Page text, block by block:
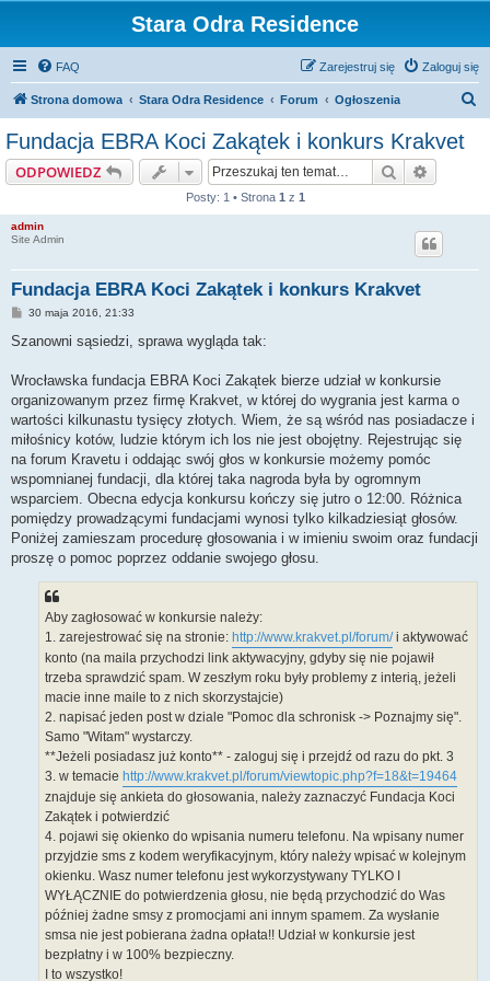
Stara Odra Residence
FAQ Zaloguj się
Zarejestruj się
Strona domowa Stara Odra Residence Forum Ogłoszenia
Fundacja EBRA Koci Zakątek i konkurs Krakvet
ODPOWIEDZ Szukaj
Posty: 1 • Strona 1 z 1
admin
Site Admin
Fundacja EBRA Koci Zakątek i konkurs Krakvet
P
s
30 maja 2016, 21:33
Szanowni sąsiedzi, sprawa wygląda tak:
Wrocławska fundacja EBRA Koci Zakątek bierze udział w konkursie
organizowanym przez firmę Krakvet, w której do wygrania jest karma o
wartości kilkunastu tysięcy złotych. Wiem, że są wśród nas posiadacze i
miłośnicy kotów, ludzie którym ich los nie jest obojętny. Rejestrując się
na forum Kravetu i oddając swój głos w konkursie możemy pomóc
wspomnianej fundacji, dla której taka nagroda była by ogromnym
wsparciem. Obecna edycja konkursu kończy się jutro o 12:00. Różnica
pomiędzy prowadzącymi fundacjami wynosi tylko kilkadziesiąt głosów.
Poniżej zamieszam procedurę głosowania i w imieniu swoim oraz fundacji
proszę o pomoc poprzez oddanie swojego głosu.
Aby zagłosować w konkursie należy:
1. zarejestrować się na stronie: http://www.krakvet.pl/forum/i aktywować
konto (na maila przychodzi link aktywacyjny, gdyby się nie pojawił
trzeba sprawdzić spam. W zeszłym roku były problemy z interią, jeżeli
macie inne maile to z nich skorzystajcie)
2. napisać jeden post w dziale "Pomoc dla schronisk -> Poznajmy się".
Samo "Witam" wystarczy.
**Jeżeli posiadasz już konto** - zaloguj się i przejdź od razu do pkt. 3
3. w temacie http://www.krakvet.pl/forum/viewtopic.php?f=18&t=19464
znajduje się ankieta do głosowania, należy zaznaczyć Fundacja Koci
Zakątek i potwierdzić
4. pojawi się okienko do wpisania numeru telefonu. Na wpisany numer
przyjdzie sms z kodem weryfikacyjnym, który należy wpisać w kolejnym
okienku. Wasz numer telefonu jest wykorzystywany TYLKO I
WYŁĄCZNIE do potwierdzenia głosu, nie będą przychodzić do Was
później żadne smsy z promocjami ani innym spamem. Za wysłanie
smsa nie jest pobierana żadna opłata!! Udział w konkursie jest
bezpłatny i w 100% bezpieczny.
I to wszystko!